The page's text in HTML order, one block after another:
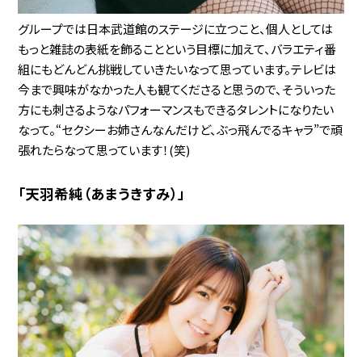
グループでは日本武道館のステージに立つこと、個人としては
もっと雑誌の表紙を飾ることという目標に加えて、バラエティ番
組にもどんどん挑戦していきたいなって思っています。テレビは
今まで興味がなかった人も観てくださると思うので、そういった
方にも刺さるようなパフォーマンスもできるタレントになりたい
なって。“セクシーお姉さんなんだけど、ぶっ飛んでるキャラ”で頑
張れたらなって思っています！(笑)
「天羽希純（あまうきすみ）」